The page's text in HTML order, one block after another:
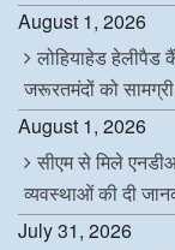
August 1, 2026
लोहियाहेड हेलीपैड
जरूरतमंदों को
August 1, 2026
सीएम से मिले
व्यवस्थाओं की दी
July 31, 2026